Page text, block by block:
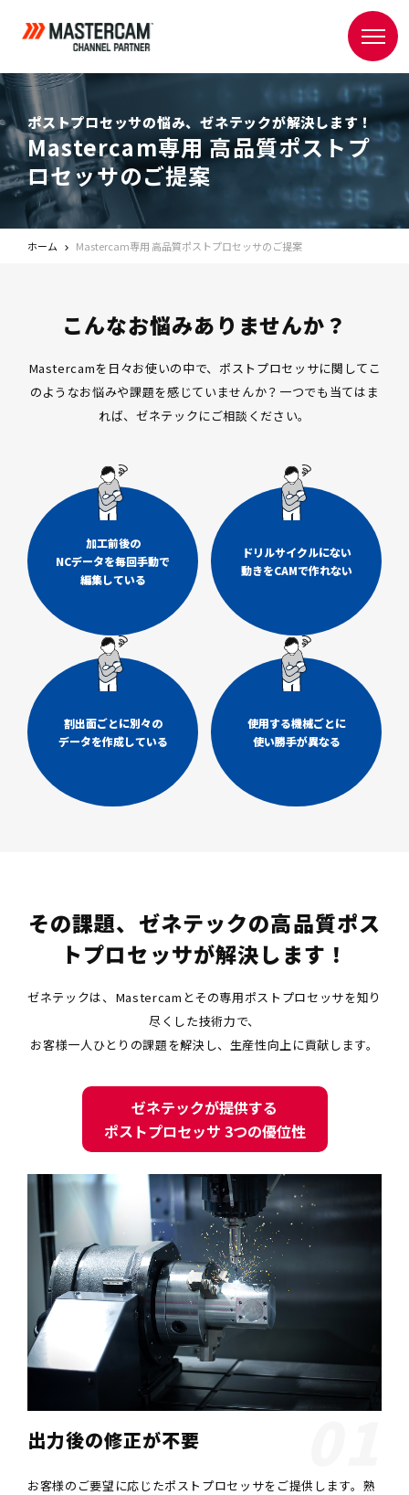
ポストプロセッサの悩み、ゼネテックが解決します！
Mastercam専用 高品質ポストプ
ロセッサのご提案
ホーム Mastercam専用 高品質ポストプロセッサのご提案
こんなお悩みありませんか？
Mastercamを日々お使いの中で、ポストプロセッサに関してこ
のようなお悩みや課題を感じていませんか？ 一つでも当てはま
れば、ゼネテックにご相談ください。
加工前後の
NCデータを毎回手動で
編集している
ドリルサイクルにない
動きをCAMで作れない
割出面ごとに別々の
データを作成している
使用する機械ごとに
使い勝手が異なる
その課題、ゼネテックの高品質ポス
トプロセッサが解決します！
ゼネテックは、Mastercamとその専用ポストプロセッサを知り
尽くした技術力で、
お客様一人ひとりの課題を解決し、生産性向上に貢献します。
ゼネテックが提供する
ポストプロセッサ 3つの優位性
01
出力後の修正が不要
お客様のご要望に応じたポストプロセッサをご提供します。熟